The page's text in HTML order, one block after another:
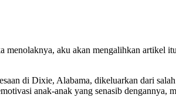
menolaknya, aku akan mengalihkan artikel
di Dixie, Alabama, dikeluarkan dari
anak-anak yang senasib dengannya,